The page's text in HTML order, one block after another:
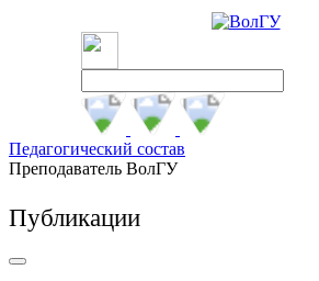
Педагогический состав
Преподаватель ВолГУ
Публикации